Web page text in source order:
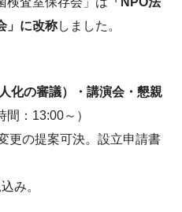
」に改称しました。
化の審議）・講演会・懇親
間：13:00～）
更の提案可決。設立申請書
み。